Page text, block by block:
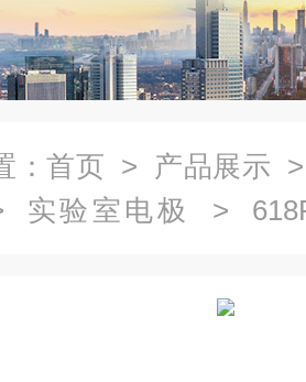
： 首页 > 产品展示
实验室电极
>